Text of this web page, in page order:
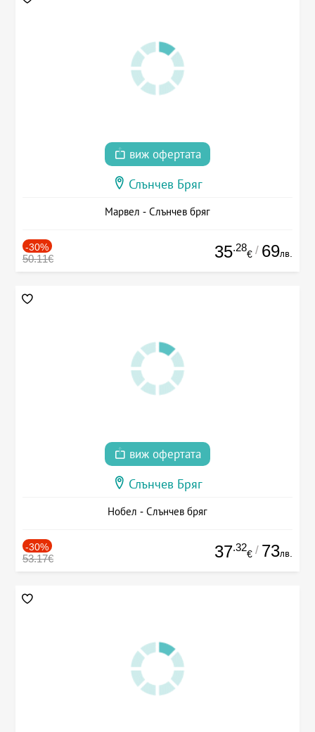
виж офертата
Слънчев Бряг
Марвел - Слънчев бряг
-30%
50.11€ 35.28
€ / 69лв.
виж офертата
Слънчев Бряг
Нобел - Слънчев бряг
-30%
53.17€ 37.32
€ / 73лв.